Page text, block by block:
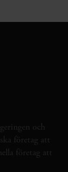
och
företag att
företag att